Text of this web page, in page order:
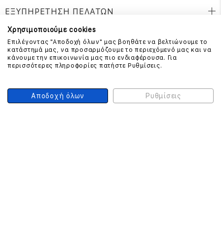
ΕΞΥΠΗΡΕΤΗΣΗ ΠΕΛΑΤΩΝ
ΕΠΙΚΟΙΝΩΝΗΣΤΕ ΜΑΖΙ ΜΑΣ
210 999 4510
Χρησιμοποιούμε cookies
Επιλέγοντας "Αποδοχή όλων" μας βοηθάτε να βελτιώνουμε το
κατάστημά μας, να προσαρμόζουμε το περιεχόμενό μας και να
κάνουμε την επικοινωνία μας πιο ενδιαφέρουσα. Για
περισσότερες πληροφορίες πατήστε Ρυθμίσεις.
Αποδοχή όλων Ρυθμίσεις